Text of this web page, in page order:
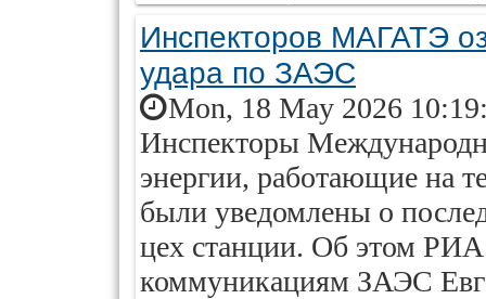
Инспекторов МАГАТЭ
удара по ЗАЭС
Mon, 18 May 2026
Инспекторы
энергии, работающие на
были уведомлены о
цех станции. Об этом РИА
коммуникациям ЗАЭС